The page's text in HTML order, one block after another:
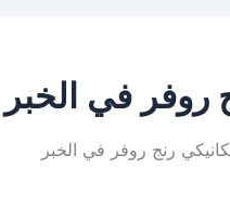
روفر في الخبر
رنج روفر في الخبر